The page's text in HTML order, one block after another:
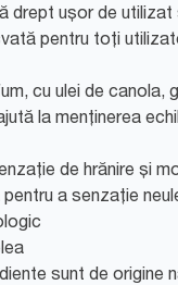
drept ușor de utilizat
pentru toți
cu ulei de canola,
la menținerea
de hrănire și
a senzație
sunt de origine